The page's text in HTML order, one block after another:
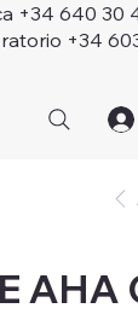
+34 640 30
+34
AHA